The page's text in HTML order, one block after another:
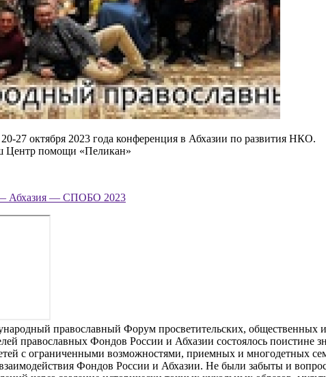
27 октября 2023 года конференция в Абхазии по развития НКО.
Центр помощи «Пеликан»
Абхазия — СПОБО 2023
православный Форум просветительских,
православных Фондов России и Абхазии состоялось поистине
с ограниченными возможностями, приемных и многодетных
взаимодействия Фондов России и Абхазии. Не были забыты и